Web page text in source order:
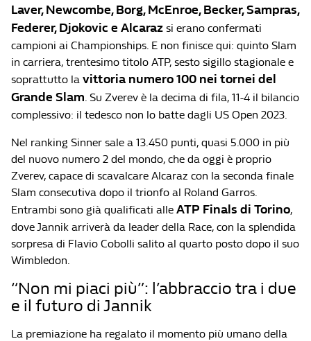
Laver, Newcombe, Borg, McEnroe, Becker, Sampras,
Federer, Djokovic e Alcaraz si erano confermati
campioni ai Championships. E non finisce qui: quinto Slam
in carriera, trentesimo titolo ATP, sesto sigillo stagionale e
soprattutto la vittoria numero 100 nei tornei del
Grande Slam. Su Zverev è la decima di fila, 11-4 il bilancio
complessivo: il tedesco non lo batte dagli US Open 2023.
Nel ranking Sinner sale a 13.450 punti, quasi 5.000 in più
del nuovo numero 2 del mondo, che da oggi è proprio
Zverev, capace di scavalcare Alcaraz con la seconda finale
Slam consecutiva dopo il trionfo al Roland Garros.
Entrambi sono già qualificati alle ATP Finals di Torino,
dove Jannik arriverà da leader della Race, con la splendida
sorpresa di Flavio Cobolli salito al quarto posto dopo il suo
Wimbledon.
“Non mi piaci più”: l’abbraccio tra i due
e il futuro di Jannik
La premiazione ha regalato il momento più umano della